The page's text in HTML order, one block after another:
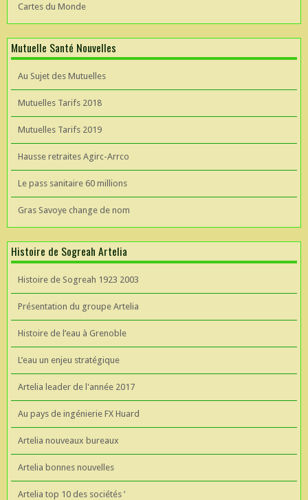
Cartes du Monde
Mutuelle Santé Nouvelles
Au Sujet des Mutuelles
Mutuelles Tarifs 2018
Mutuelles Tarifs 2019
Hausse retraites Agirc-Arrco
Le pass sanitaire 60 millions
Gras Savoye change de nom
Histoire de Sogreah Artelia
Histoire de Sogreah 1923 2003
Présentation du groupe Artelia
Histoire de l’eau à Grenoble
L’eau un enjeu stratégique
Artelia leader de l'année 2017
Au pays de ingénierie FX Huard
Artelia nouveaux bureaux
Artelia bonnes nouvelles
Artelia top 10 des sociétés ’